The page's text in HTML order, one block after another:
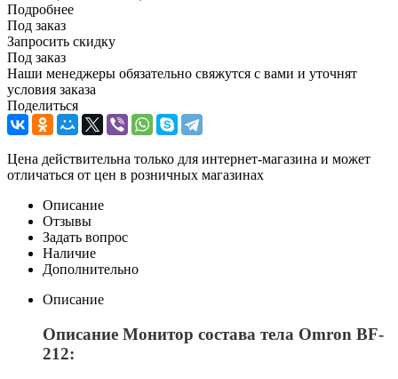
Подробнее
Под заказ
Запросить скидку
Под заказ
Наши менеджеры обязательно свяжутся с вами и уточнят
условия заказа
Поделиться
Цена действительна только для интернет-магазина и может
отличаться от цен в розничных магазинах
Описание
Отзывы
Задать вопрос
Наличие
Дополнительно
Описание
Описание Монитор состава тела Omron BF-
212: